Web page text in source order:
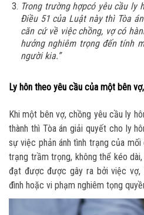
Trong trường hợpcó yêu cầu ly
Điều 51 của Luật này thì Tòa
căn cứ về việc chồng, vợ có
hưởng nghiêm trọng đến tính
người kia.”
Ly hôn theo yêu cầu của một bên
Khi một bên vợ, chồng yêu cầu ly
thành thì Tòa án giải quyết cho ly
sự việc phản ánh tình trạng của mối
trạng trầm trọng, không thể kéo
đạt được được gây ra bởi việc vợ,
đình hoặc vi phạm nghiêm tọng